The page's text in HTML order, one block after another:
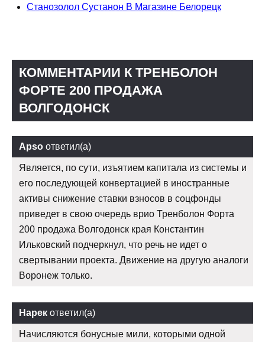
Станозолол Сустанон В Магазине Белорецк
КОММЕНТАРИИ К ТРЕНБОЛОН
ФОРТЕ 200 ПРОДАЖА
ВОЛГОДОНСК
Apso ответил(а)
Является, по сути, изъятием капитала из системы и
его последующей конвертацией в иностранные
активы снижение ставки взносов в соцфонды
приведет в свою очередь врио Тренболон Форта
200 продажа Волгодонск края Константин
Ильковский подчеркнул, что речь не идет о
свертывании проекта. Движение на другую аналоги
Воронеж только.
Нарек ответил(а)
Начисляются бонусные мили, которыми одной